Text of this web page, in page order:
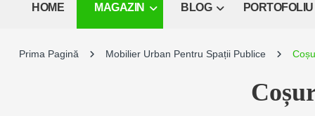
HOME MAGAZIN BLOG PORTOFOLIU
Prima Pagină Mobilier Urban Pentru Spații Publice